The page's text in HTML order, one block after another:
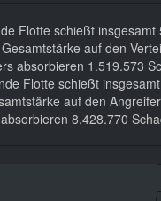
Flotte schießt insgesamt
auf den
absorbieren 1.519.573
Flotte schießt
auf den
8.428.770